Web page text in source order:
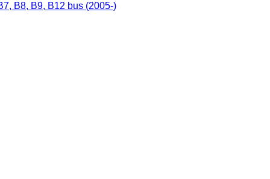
B8, B9, B12 bus (2005-)